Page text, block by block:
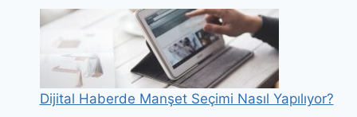
Dijital Haberde Manşet Seçimi Nasıl Yapılıyor?